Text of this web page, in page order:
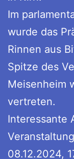
Im
wurde das
Rinnen aus
Spitze des
Meisenheim
vertreten.
Interessante
08.12.2024,